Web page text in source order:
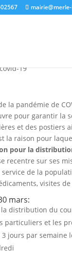
de La
19
la pandémie de
pour garantir la
et des postiers
la raison pour
pour la
recentre sur ses
de la
visites
mars:
la distribution du
particuliers et les
3 jours par semaine